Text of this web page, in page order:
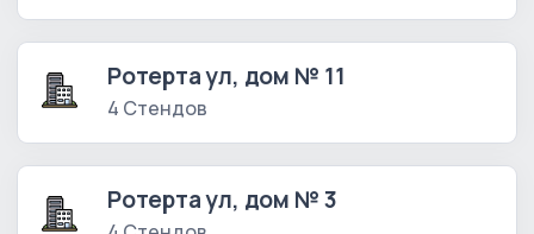
Ротерта ул, дом № 11
4 Стендов
Ротерта ул, дом № 3